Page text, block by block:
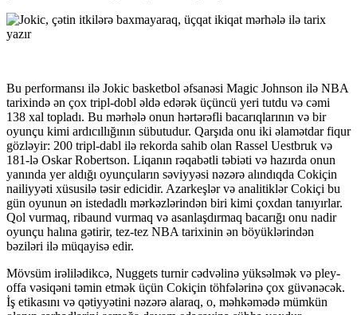
Bu performansı ilə Jokic basketbol əfsanəsi Magic Johnson ilə NBA
tarixində ən çox tripl-dobl əldə edərək üçüncü yeri tutdu və cəmi
138 xal topladı. Bu mərhələ onun hərtərəfli bacarıqlarının və bir
oyunçu kimi ardıcıllığının sübutudur. Qarşıda onu iki əlamətdar fiqur
gözləyir: 200 tripl-dabl ilə rekorda sahib olan Rassel Uestbruk və
181-lə Oskar Robertson. Liqanın rəqabətli təbiəti və hazırda onun
yanında yer aldığı oyunçuların səviyyəsi nəzərə alındıqda Cokiçin
nailiyyəti xüsusilə təsir edicidir. Azarkeşlər və analitiklər Cokiçi bu
gün oyunun ən istedadlı mərkəzlərindən biri kimi çoxdan tanıyırlar.
Qol vurmaq, ribaund vurmaq və asanlaşdırmaq bacarığı onu nadir
oyunçu halına gətirir, tez-tez NBA tarixinin ən böyüklərindən
bəziləri ilə müqayisə edir.
Mövsüm irəlilədikcə, Nuggets turnir cədvəlinə yüksəlmək və pley-
offa vəsiqəni təmin etmək üçün Cokiçin töhfələrinə çox güvənəcək.
İş etikasını və qətiyyətini nəzərə alaraq, o, məhkəmədə mümkün